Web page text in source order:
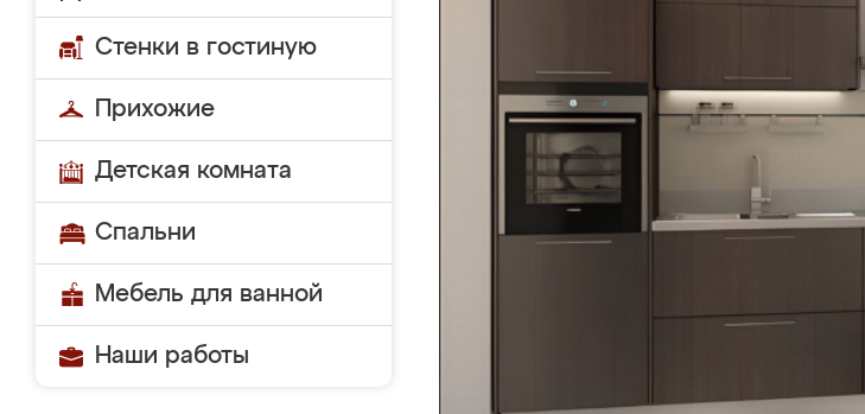
Стенки в гостиную
Прихожие
Детская комната
Спальни
Мебель для ванной
Наши работы